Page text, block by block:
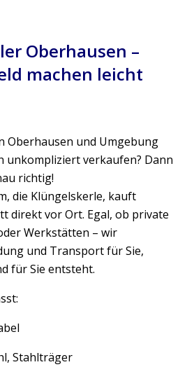
Oberhausen –
machen leicht
Oberhausen und Umgebung
unkompliziert verkaufen? Dann
richtig!
die Klüngelskerle, kauft
direkt vor Ort. Egal, ob private
Werkstätten – wir
und Transport für Sie,
für Sie entsteht.
Stahlträger